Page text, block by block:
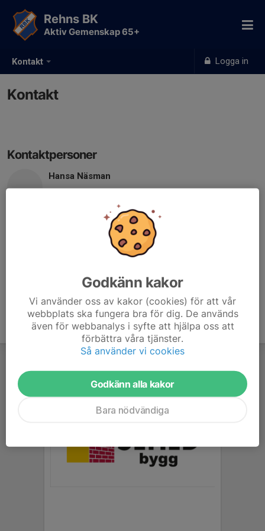
Kontakt Logga in
Rehns BK
Aktiv Gemenskap 65+
Kontakt
Kontaktpersoner
Hansa Näsman
0278-178 13
hansatranare@gmail.com
Godkänn kakor
Vi använder oss av kakor (cookies) för att vår
webbplats ska fungera bra för dig. De används
även för webbanalys i syfte att hjälpa oss att
förbättra våra tjänster.
Så använder vi cookies
Godkänn alla kakor
Bara nödvändiga